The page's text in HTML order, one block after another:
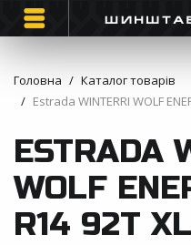
ШИНИ
ВАНТАЖНІ ШИНИ
МОТО ШИНИ
ІНФОРМАЦІЯ
Головна
Каталог товарів
Estrada WINTERRI WOLF
ESTRADA
WOLF
R14 92T XL